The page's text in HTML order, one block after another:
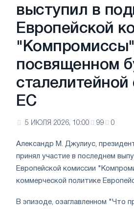
выступил в
Европейской
посвященном
сталелитейной
ЕС
5 ИЮЛЯ 2026, 10:00 99 0
Александр М. Джулиус,
принял участие в последнем
Европейской комиссии
коммерческой политике
В эпизоде, озаглавленном "Что